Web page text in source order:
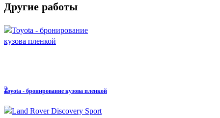
Другие работы
2
Toyota - бронирование кузова пленкой